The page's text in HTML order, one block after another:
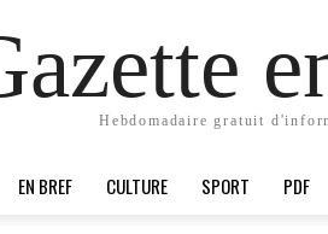
Hebdomadaire gratuit
EN BREF CULTURE SPORT PDF